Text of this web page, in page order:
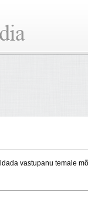
vastupanu temale